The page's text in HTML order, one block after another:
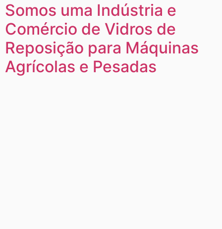
Somos uma Indústria e
Comércio de Vidros de
Reposição para Máquinas
Agrícolas e Pesadas